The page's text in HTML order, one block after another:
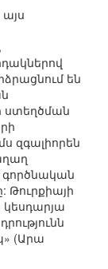
են
ստեղծման
զգալիորեն
կեսդարյա
(Արա